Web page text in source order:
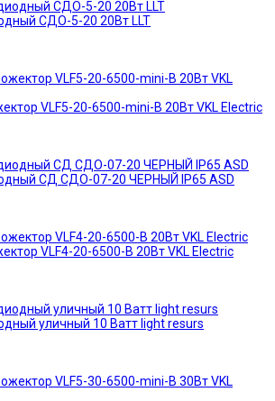
СДО-5-20 20Вт LLT
VLF5-20-6500-mini-B 20Вт VKL Electric
СД СДО-07-20 ЧЕРНЫЙ IP65 ASD
VLF4-20-6500-B 20Вт VKL Electric
уличный 10 Ватт light resurs